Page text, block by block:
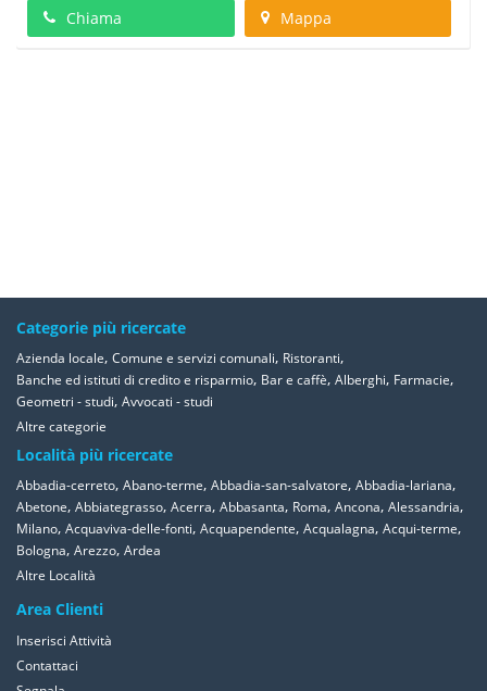
Chiama Mappa
Categorie più ricercate
Azienda locale, Comune e servizi comunali, Ristoranti,
Banche ed istituti di credito e risparmio, Bar e caffè, Alberghi, Farmacie,
Geometri - studi, Avvocati - studi
Altre categorie
Località più ricercate
Abbadia-cerreto, Abano-terme, Abbadia-san-salvatore, Abbadia-lariana,
Abetone, Abbiategrasso, Acerra, Abbasanta, Roma, Ancona, Alessandria,
Milano, Acquaviva-delle-fonti, Acquapendente, Acqualagna, Acqui-terme,
Bologna, Arezzo, Ardea
Altre Località
Area Clienti
Inserisci Attività
Contattaci